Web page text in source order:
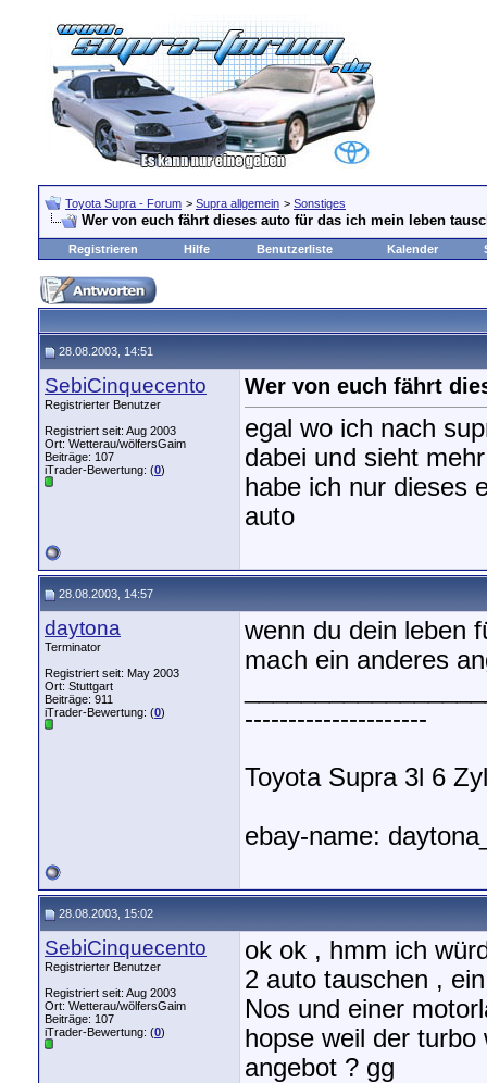
Toyota Supra - Forum > Supra allgemein > Sonstiges
Wer von euch fährt dieses auto für das ich mein leben
Registrieren Hilfe Benutzerliste Kalender
28.08.2003, 14:51
SebiCinquecento
Registrierter Benutzer
Registriert seit: Aug 2003
Ort: Wetterau/wölfersGaim
Beiträge: 107
iTrader-Bewertung: (0)
Wer von euch fährt
egal wo ich nach
dabei und sieht
habe ich nur dieses
auto
28.08.2003, 14:57
daytona
Terminator
Registriert seit: May 2003
Ort: Stuttgart
Beiträge: 911
iTrader-Bewertung: (0)
wenn du dein leben
mach ein anderes
---------------------
Toyota Supra 3l 6
ebay-name:
28.08.2003, 15:02
SebiCinquecento
Registrierter Benutzer
Registriert seit: Aug 2003
Ort: Wetterau/wölfersGaim
Beiträge: 107
iTrader-Bewertung: (0)
ok ok , hmm ich
2 auto tauschen ,
Nos und einer
hopse weil der
angebot ? gg